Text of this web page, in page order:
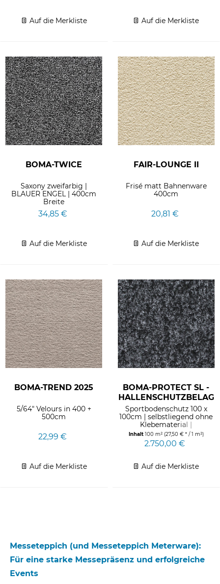
Auf die Merkliste Auf die Merkliste
BOMA-TWICE
Saxony zweifarbig |
BLAUER ENGEL | 400cm
Breite
34,85 €
Auf die Merkliste
FAIR-LOUNGE II
Frisé matt Bahnenware
400cm
20,81 €
Auf die Merkliste
BOMA-TREND 2025
5/64" Velours in 400 +
500cm
22,99 €
Auf die Merkliste
BOMA-PROTECT SL -
HALLENSCHUTZBELAG
Sportbodenschutz 100 x
100cm | selbstliegend ohne
Klebematerial |
Mindestmenge 100 QM -
darüber...
Inhalt 100 m² (27,50 € * / 1 m²)
2.750,00 €
Auf die Merkliste
Messeteppich (und Messeteppich Meterware):
Für eine starke Messepräsenz und erfolgreiche
Events